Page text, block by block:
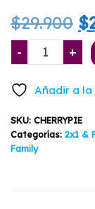
$29.900 El
$
-
Sweet
Cherry
Sweet
Seeds
3+1
cantidad
+
Añadir a
SKU: CHERRYPIE
Categorías: 2x1 &
Family